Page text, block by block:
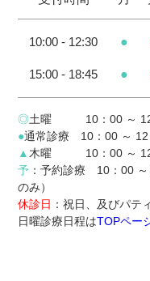
10:00 - 12:30 ●
15:00 - 18:45 ●
◎土曜 10：00 ～ 12
●通常診療 10：00 ～ 12
▲ 木曜 10：00 ～ 12
予 ：予約診療 10：00
のみ）
休診日 ：祝日、及びパテ
日曜診療日程はTOPペー